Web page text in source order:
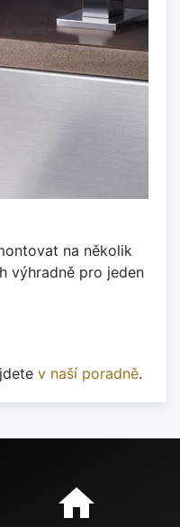
na několik
výhradně pro jeden
v naší poradně.
home